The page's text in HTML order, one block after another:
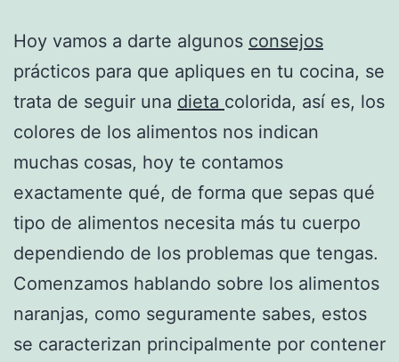
Hoy vamos a darte algunos consejos
prácticos para que apliques en tu cocina, se
trata de seguir una dieta colorida, así es, los
colores de los alimentos nos indican
muchas cosas, hoy te contamos
exactamente qué, de forma que sepas qué
tipo de alimentos necesita más tu cuerpo
dependiendo de los problemas que tengas.
Comenzamos hablando sobre los alimentos
naranjas, como seguramente sabes, estos
se caracterizan principalmente por contener